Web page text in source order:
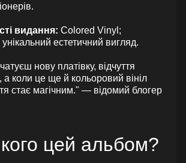
видання: Colored Vinyl;
естетичний вигляд.
нову платівку, відчуття
а коли це ще й кольоровий вініл
стає магічним." — відомий блогер
цей альбом?